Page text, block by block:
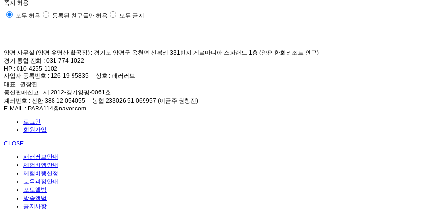
쪽지 허용
모두 허용
등록된 친구들만 허용 모두 금지
양평 사무실 (양평 유명산 활공장) : 경기도 양평군 옥천면 신복리 331번지 게르마니아 스파랜드 1층 (양평 한화리조트 인근)
경기 통합 전화 : 031-774-1022
HP : 010-4255-1102
사업자 등록번호 : 126-19-95835 상호 : 패러러브
대표 : 권창진
통신판매신고 : 제 2012-경기양평-0061호
계좌번호 : 신한 388 12 054055 농협 233026 51 069957 (예금주 권창진)
E-MAIL : PARA114@naver.com
로그인
회원가입
CLOSE
패러러브안내
체험비행안내
체험비행신청
교육과정안내
포토앨범
방송앨범
공지사항